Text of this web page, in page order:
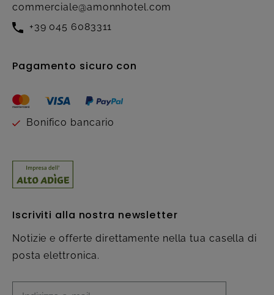
commerciale@amonnhotel.com
+39 045 6083311
Pagamento sicuro con
Bonifico bancario
Iscriviti alla nostra newsletter
Notizie e offerte direttamente nella tua casella di
posta elettronica.